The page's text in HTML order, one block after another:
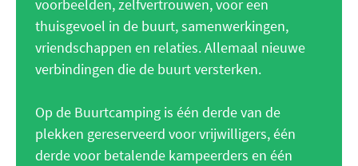
voorbeelden, zelfvertrouwen, voor een
thuisgevoel in de buurt, samenwerkingen,
vriendschappen en relaties. Allemaal nieuwe
verbindingen die de buurt versterken.
Op de Buurtcamping is één derde van de
plekken gereserveerd voor vrijwilligers, één
derde voor betalende kampeerders en één